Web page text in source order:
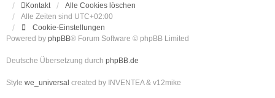
Kontakt
Alle Cookies löschen
Alle Zeiten sind UTC+02:00
Cookie-Einstellungen
Powered by phpBB® Forum Software © phpBB Limited
Deutsche Übersetzung durch phpBB.de
Style we_universal created by INVENTEA & v12mike